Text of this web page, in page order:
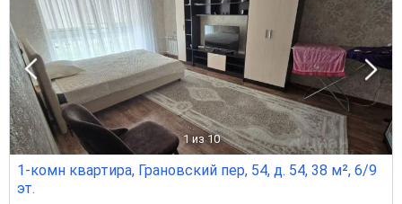
1 из 10
1-комн квартира, Грановский пер, 54, д. 54, 38 м², 6/9
эт.